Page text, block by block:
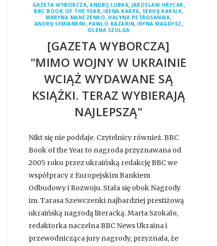
GAZETA WYBORCZA, ANDRIJ LUBKA, JAROSŁAW HRYCAK,
BBC BOOK OF THE YEAR, IRENA KARPA, SERHIJ KARIUK,
MARYNA MANCZENKO, HALYNA PETROSANIAK,
ANDRIJ SEMIANKIW, PAWŁO KAZARIN, IRYNA MAGDYSZ ,
OLENA SZULGA
[GAZETA WYBORCZA]
"MIMO WOJNY W UKRAINIE
WCIĄŻ WYDAWANE SĄ
KSIĄŻKI. TERAZ WYBIERAJĄ
NAJLEPSZĄ"
Nikt się nie poddaje. Czytelnicy również. BBC
Book of the Year to nagroda przyznawana od
2005 roku przez ukraińską redakcję BBC we
współpracy z Europejskim Bankiem
Odbudowy i Rozwoju. Stała się obok Nagrody
im. Tarasa Szewczenki najbardziej prestiżową
ukraińską nagrodą literacką. Marta Szokało,
redaktorka naczelna BBC News Ukraina i
przewodnicząca jury nagrody, przyznała, że